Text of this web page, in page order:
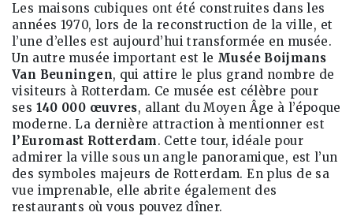
Les maisons cubiques ont été construites dans les
années 1970, lors de la reconstruction de la ville, et
l’une d’elles est aujourd’hui transformée en musée.
Un autre musée important est le Musée Boijmans
Van Beuningen, qui attire le plus grand nombre de
visiteurs à Rotterdam. Ce musée est célèbre pour
ses 140 000 œuvres, allant du Moyen Âge à l’époque
moderne. La dernière attraction à mentionner est
l’Euromast Rotterdam. Cette tour, idéale pour
admirer la ville sous un angle panoramique, est l’un
des symboles majeurs de Rotterdam. En plus de sa
vue imprenable, elle abrite également des
restaurants où vous pouvez dîner.